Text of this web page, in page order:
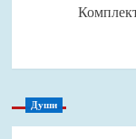
Души